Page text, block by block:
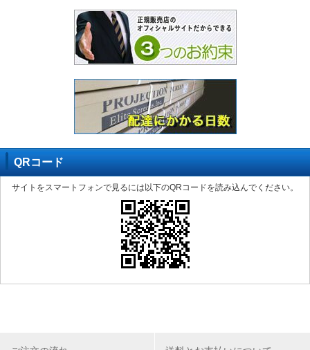
QRコード
サイトをスマートフォンで見るには以下のQRコードを読み込んでください。